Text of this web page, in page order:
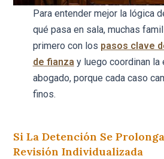
Para entender mejor la lógica
qué pasa en sala, muchas
primero con los pasos clave
de fianzay luego coordinan la
abogado, porque cada caso
finos.
Si La Detención Se
Revisión Individualizada